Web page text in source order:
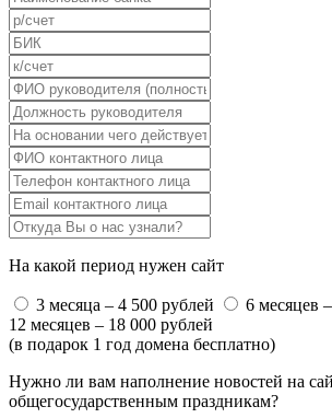
На какой период нужен сайт
3 месяца – 4 500 рублей
6 месяцев
12 месяцев – 18 000 рублей
(в подарок 1 год домена бесплатно)
Нужно ли вам наполнение новостей на
общегосударственным праздникам?